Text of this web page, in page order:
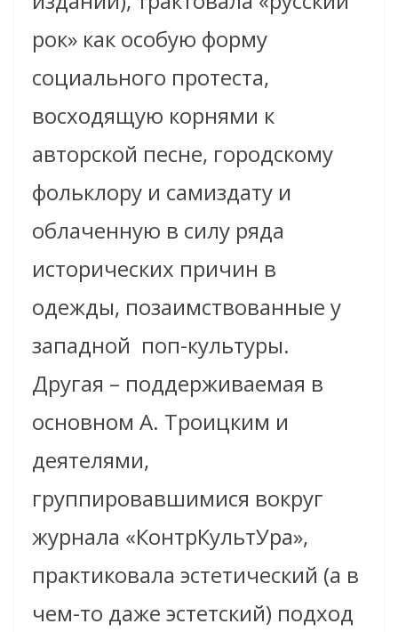
рок» как особую форму
социального протеста,
восходящую корнями к
авторской песне, городскому
фольклору и самиздату и
облаченную в силу ряда
исторических причин в
одежды, позаимствованные у
западной поп-культуры.
Другая – поддерживаемая в
основном А. Троицким и
деятелями,
группировавшимися вокруг
журнала «КонтрКультУра»,
практиковала эстетический (а в
чем-то даже эстетский) подход